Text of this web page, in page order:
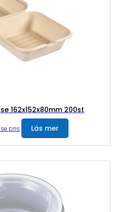
162x152x80mm 200st
pris Läs mer